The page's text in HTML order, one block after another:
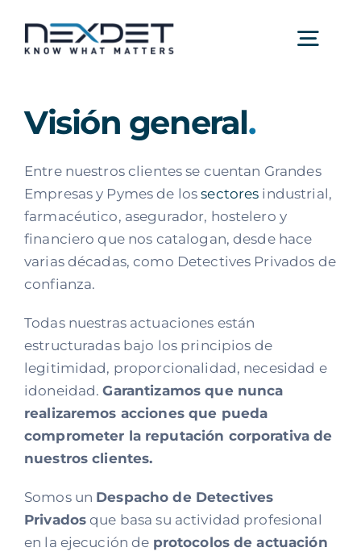
contenido
Nexdet – Detectives Privados
Nosotros
Servicios
Contacto
Visión general.
Entre nuestros clientes se cuentan Grandes
Empresas y Pymes de lossectores industrial,
farmacéutico, asegurador, hostelero y
financiero que nos catalogan, desde hace
varias décadas, como Detectives Privados de
confianza.
Todas nuestras actuaciones están
estructuradas bajo los principios de
legitimidad, proporcionalidad, necesidad e
idoneidad.Garantizamos que nunca
realizaremos acciones que pueda
comprometer la reputación corporativa de
nuestros clientes.
Somos un Despacho de Detectives
Privados que basa su actividad profesional
en la ejecución de protocolos de actuación